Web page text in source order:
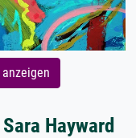
Hayward